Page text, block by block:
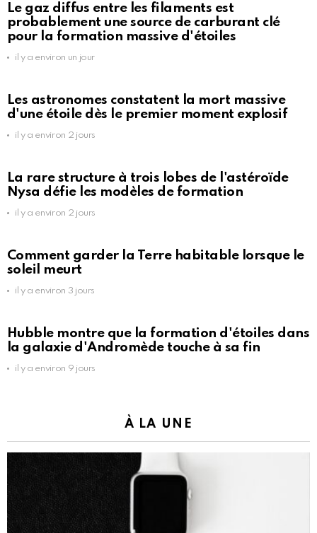
Le gaz diffus entre les filaments est
probablement une source de carburant clé
pour la formation massive d'étoiles
il y a environ un jour
Les astronomes constatent la mort massive
d'une étoile dès le premier moment explosif
il y a environ 2 jours
La rare structure à trois lobes de l'astéroïde
Nysa défie les modèles de formation
il y a environ 2 jours
Comment garder la Terre habitable lorsque le
soleil meurt
il y a environ 3 jours
Hubble montre que la formation d'étoiles dans
la galaxie d'Andromède touche à sa fin
il y a environ 9 jours
À LA UNE